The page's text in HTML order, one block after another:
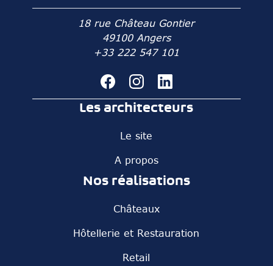
18 rue Château Gontier
49100 Angers
+33 222 547 101
Les architecteurs
Le site
A propos
Nos réalisations
Châteaux
Hôtellerie et Restauration
Retail